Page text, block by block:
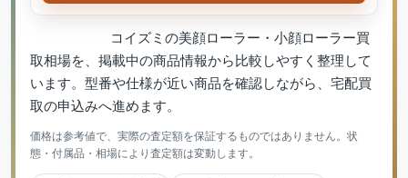
コイズミの美顔ローラー・小顔ローラー買
取相場を、掲載中の商品情報から比較しやすく整理して
います。型番や仕様が近い商品を確認しながら、宅配買
取の申込みへ進めます。
価格は参考値で、実際の査定額を保証するものではありません。状
態・付属品・相場により査定額は変動します。